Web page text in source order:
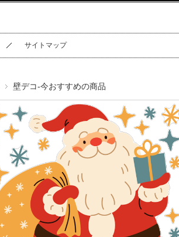
サイトマップ
壁デコ-今おすすめの商品